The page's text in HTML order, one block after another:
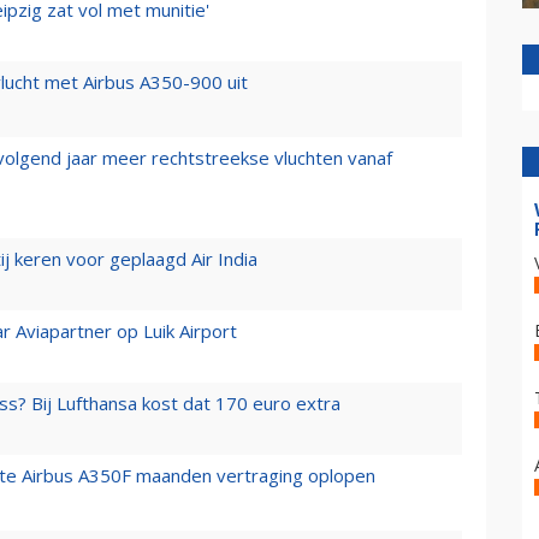
zat vol met munitie'
met Airbus A350-900 uit
jaar meer rechtstreekse vluchten vanaf
keren voor geplaagd Air India
Aviapartner op Luik Airport
Bij Lufthansa kost dat 170 euro extra
Airbus A350F maanden vertraging oplopen